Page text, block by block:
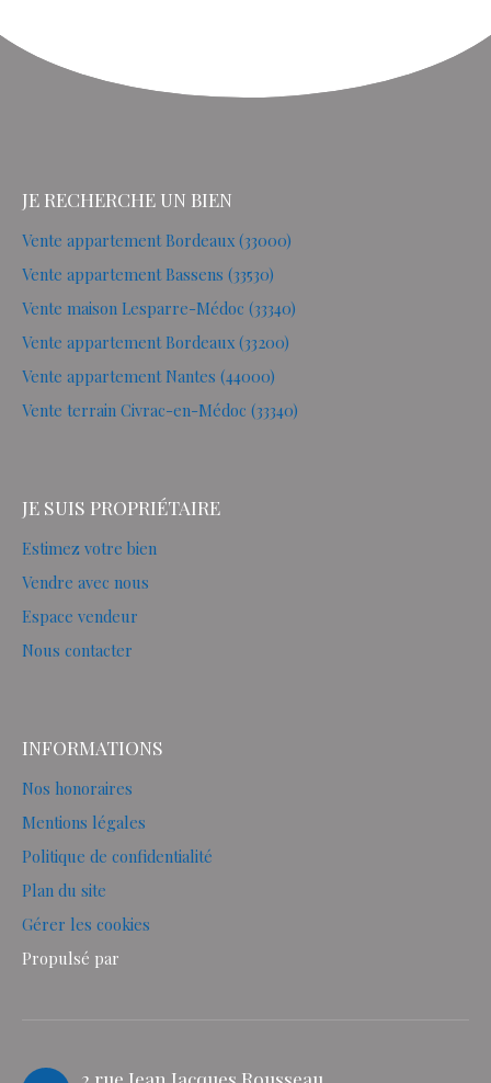
JE RECHERCHE UN BIEN
Vente appartement Bordeaux (33000)
Vente appartement Bassens (33530)
Vente maison Lesparre-Médoc (33340)
Vente appartement Bordeaux (33200)
Vente appartement Nantes (44000)
Vente terrain Civrac-en-Médoc (33340)
JE SUIS PROPRIÉTAIRE
Estimez votre bien
Vendre avec nous
Espace vendeur
Nous contacter
INFORMATIONS
Nos honoraires
Mentions légales
Politique de confidentialité
Plan du site
Gérer les cookies
Propulsé par